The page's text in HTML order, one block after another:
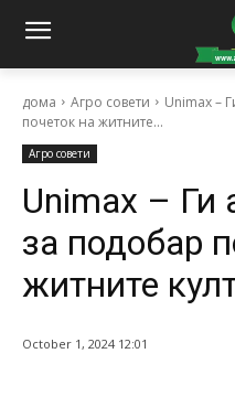
дома Агро совети
Unimax –
почеток на житните...
Агро совети
Unimax – Ги
за подобар
житните
October 1, 2024 12:01